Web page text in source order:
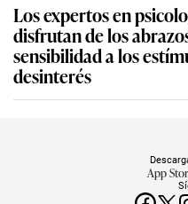
Los expertos en
disfrutan de los
sensibilidad a los
desinterés
App